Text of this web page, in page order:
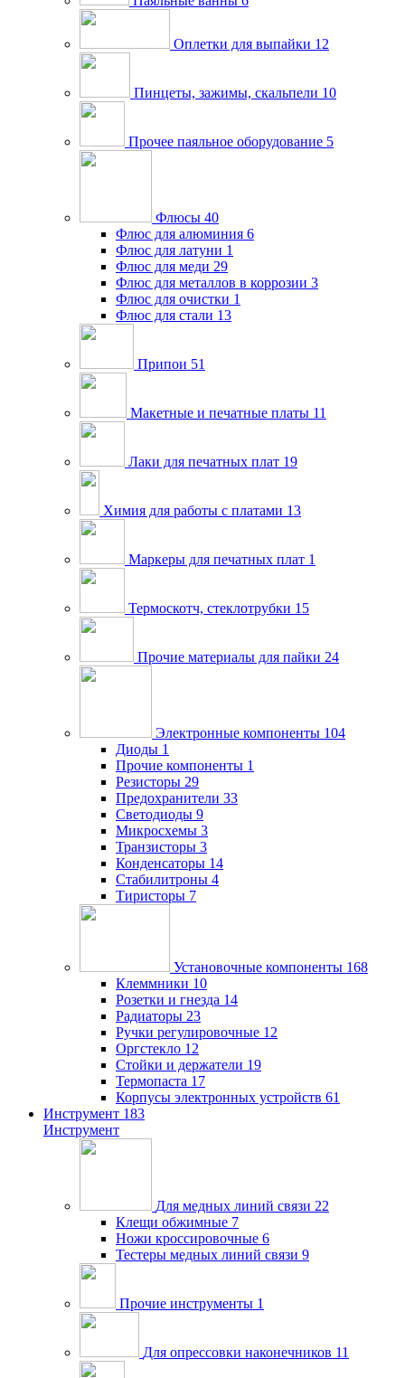
Оплетки для выпайки 12
Пинцеты, зажимы, скальпели 10
Прочее паяльное оборудование 5
Флюсы 40
Флюс для алюминия 6
Флюс для латуни 1
Флюс для меди 29
Флюс для металлов в коррозии 3
Флюс для очистки 1
Флюс для стали 13
Припои 51
Макетные и печатные платы 11
Лаки для печатных плат 19
Химия для работы с платами 13
Маркеры для печатных плат 1
Термоскотч, стеклотрубки 15
Прочие материалы для пайки 24
Электронные компоненты 104
Диоды 1
Прочие компоненты 1
Резисторы 29
Предохранители 33
Светодиоды 9
Микросхемы 3
Транзисторы 3
Конденсаторы 14
Стабилитроны 4
Тиристоры 7
Установочные компоненты 168
Клеммники 10
Розетки и гнезда 14
Радиаторы 23
Ручки регулировочные 12
Оргстекло 12
Стойки и держатели 19
Термопаста 17
Корпусы электронных устройств 61
Инструмент 183
Инструмент
Для медных линий связи 22
Клещи обжимные 7
Ножи кроссировочные 6
Тестеры медных линий связи 9
Прочие инструменты 1
Для опрессовки наконечников 11